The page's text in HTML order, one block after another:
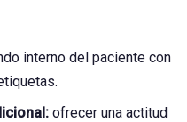
interno del paciente con
ofrecer una actitud